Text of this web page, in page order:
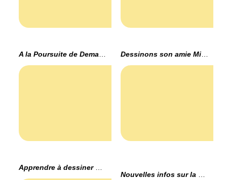
A la Poursuite de Demain, la bande annonce Dessinons son amie Minnie
Apprendre à dessiner Mickey Mouse